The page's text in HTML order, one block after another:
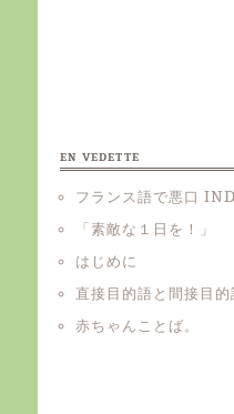
EN VEDETTE
フランス語で悪口
「素敵な１日を！」
はじめに
直接目的語と間接目的
赤ちゃんことば。